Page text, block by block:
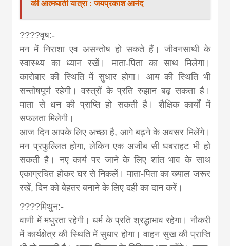
की आत्मघाती यात्रा : जयप्रकाश आनंद
????वृष:-
मन में निराशा एव असन्तोष हो सकते हैं। जीवनसाथी के
स्वास्थ्‍य का ध्यान रखें। माता-पिता का साथ मिलेगा।
कारोबार की स्थिति में सुधार होगा। आय की स्थिति भी
सन्तोषपूर्ण रहेगी। वस्त्रों के प्रति रुझान बढ़ सकता है।
माता से धन की प्राप्ति हो सकती है। शैक्षिक कार्यों में
सफलता मिलेगी।
आज दिन आपके लिए अच्छा है, आगे बढ़ने के अवसर मिलेंगे।
मन प्रफुल्लित होगा, लेकिन एक अजीब सी घबराहट भी हो
सकती है। नए कार्य पर जाने के लिए शांत भाव के साथ
एकाग्रचित होकर घर से निकलें। माता-पिता का ख्याल जरूर
रखें, दिन को बेहतर बनाने के लिए दही का दान करें।
????मिथुन:-
वाणी में मधुरता रहेगी। धर्म के प्रति श्रद्धाभाव रहेगा। नौकरी
में कार्यक्षेत्र की स्थिति में सुधार होगा। वाहन सुख की प्राप्ति‍